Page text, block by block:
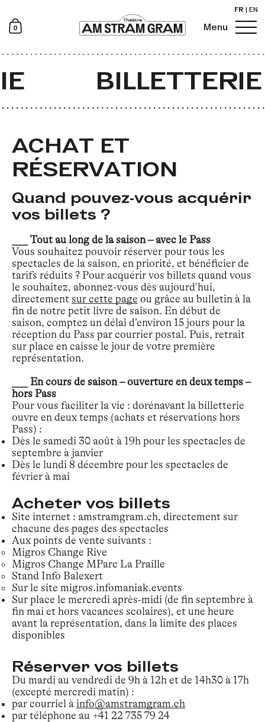
0 Newsletter Menu
FR EN
BILLETTERIE
ACHAT ET
RÉSERVATION
Quand pouvez-vous acquérir
vos billets ?
___ Tout au long de la saison – avec le Pass
Vous souhaitez pouvoir réserver pour tous les
spectacles de la saison, en priorité, et bénéficier de
tarifs réduits ? Pour acquérir vos billets quand vous
le souhaitez, abonnez-vous dès aujourd'hui,
directement sur cette page ou grâce au bulletin à la
fin de notre petit livre de saison. En début de
saison, comptez un délai d’environ 15 jours pour la
réception du Pass par courrier postal. Puis, retrait
sur place en caisse le jour de votre première
représentation.
___ En cours de saison – ouverture en deux temps –
hors Pass
Pour vous faciliter la vie : dorénavant la billetterie
ouvre en deux temps (achats et réservations hors
Pass) :
Dès le samedi 30 août à 19h pour les spectacles de
septembre à janvier
Dès le lundi 8 décembre pour les spectacles de
février à mai
Acheter vos billets
Site internet : amstramgram.ch, directement sur
chacune des pages des spectacles
Aux points de vente suivants :
Migros Change Rive
Migros Change MParc La Praille
Stand Info Balexert
Sur le site migros.infomaniak.events
Sur place le mercredi après-midi (de fin septembre à
fin mai et hors vacances scolaires), et une heure
avant la représentation, dans la limite des places
disponibles
Réserver vos billets
Du mardi au vendredi de 9h à 12h et de 14h30 à 17h
(excepté mercredi matin) :
par courriel à info@amstramgram.ch
par téléphone au +41 22 735 79 24